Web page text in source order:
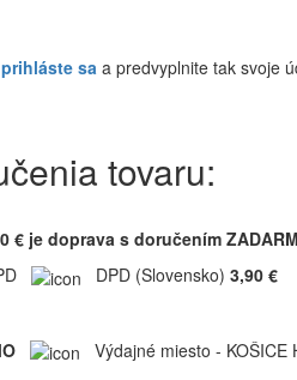
prihláste sa a predvyplnite tak svoje
tovaru:
€ je doprava s doručením
DPD (Slovensko) 3,90 €
Výdajné miesto - KOŠICE